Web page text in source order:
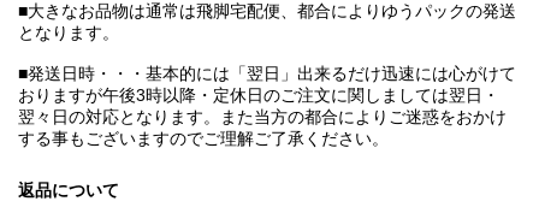
■大きなお品物は通常は飛脚宅配便、都合によりゆうパックの発送
となります。
■発送日時・・・基本的には「翌日」出来るだけ迅速には心がけて
おりますが午後3時以降・定休日のご注文に関しましては翌日・
翌々日の対応となります。また当方の都合によりご迷惑をおかけ
する事もございますのでご理解ご了承ください。
返品について